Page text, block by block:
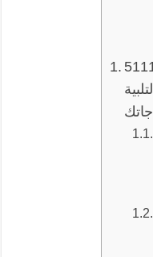
51113865